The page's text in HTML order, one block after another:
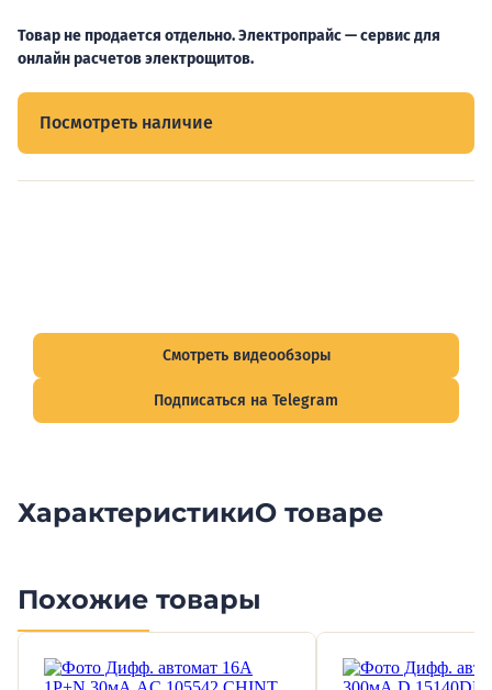
Товар не продается отдельно. Электропрайс — сервис для
онлайн расчетов электрощитов.
Посмотреть наличие
Смотреть видеообзоры
Подписаться на Telegram
ХарактеристикиО товаре
Похожие товары